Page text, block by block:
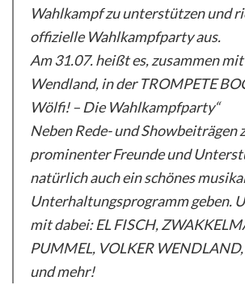
Wahlkampf zu unterstützen und
offizielle Wahlkampfparty aus.
Am 31.07. heißt es, zusammen
Wendland, in der TROMPETE
Wölfi! – Die Wahlkampfparty“
Neben Rede- und Showbeiträgen
prominenter Freunde und
natürlich auch ein schönes
Unterhaltungsprogramm geben.
mit dabei: EL FISCH,
PUMMEL, VOLKER
und mehr!